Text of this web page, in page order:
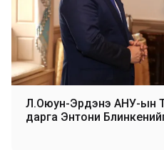
Л.Оюун-Эрдэнэ АНУ-ын
дарга Энтони